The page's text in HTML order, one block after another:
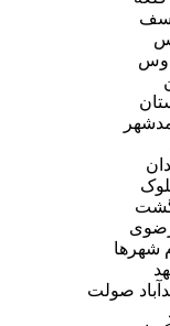
شهر‌ها
صولت